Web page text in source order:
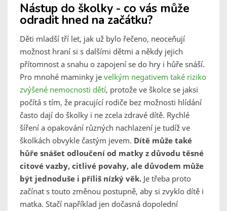
Nástup do školky - co vás může
odradit hned na začátku?
Děti mladší tří let, jak už bylo řečeno, neoceňují
možnost hraní si s dalšími dětmi a někdy jejich
přítomnost a snahu o zapojení se do hry i hůře snáší.
Pro mnohé maminky je velkým negativem také riziko
zvýšené nemocnosti dětí, protože ve školce se jaksi
počítá s tím, že pracující rodiče bez možnosti hlídání
často dají do školky i ne zcela zdravé dítě. Rychlé
šíření a opakování různých nachlazení je tudíž ve
školkách obvykle častým jevem. Dítě může také
hůře snášet odloučení od matky z důvodu těsné
citové vazby, citlivé povahy, ale důvodem může
být jednoduše i příliš nízký věk. Je třeba proto
začínat s touto změnou postupně, aby si zvyklo dítě i
matka. Stačí například jen dočasná dopolední